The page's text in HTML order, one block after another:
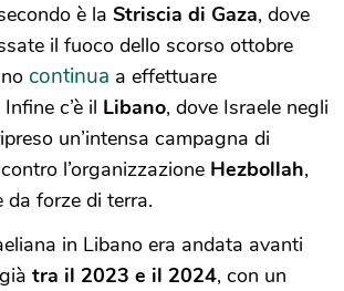
è la Striscia di Gaza, dove
il fuoco dello scorso ottobre
continua a effettuare
c’è il Libano, dove Israele negli
un’intensa campagna di
l’organizzazione Hezbollah,
forze di terra.
in Libano era andata avanti
tra il 2023 e il 2024, con un